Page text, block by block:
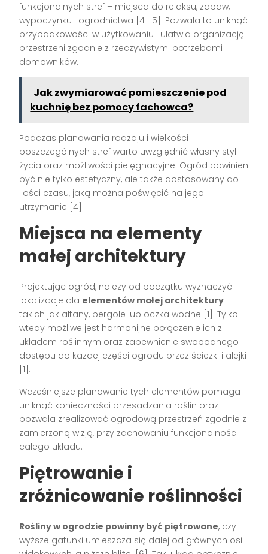
funkcjonalnych stref – miejsca do relaksu, zabaw,
wypoczynku i ogrodnictwa [4][5]. Pozwala to uniknąć
przypadkowości w użytkowaniu i ułatwia organizację
przestrzeni zgodnie z rzeczywistymi potrzebami
domowników.
Jak zwymiarować pomieszczenie pod
kuchnię bez pomocy fachowca?
Podczas planowania rodzaju i wielkości
poszczególnych stref warto uwzględnić własny styl
życia oraz możliwości pielęgnacyjne. Ogród powinien
być nie tylko estetyczny, ale także dostosowany do
ilości czasu, jaką można poświęcić na jego
utrzymanie [4].
Miejsca na elementy
małej architektury
Projektując ogród, należy od początku wyznaczyć
lokalizacje dla elementów małej architektury
takich jak altany, pergole lub oczka wodne [1]. Tylko
wtedy możliwe jest harmonijne połączenie ich z
układem roślinnym oraz zapewnienie swobodnego
dostępu do każdej części ogrodu przez ścieżki i alejki
[1].
Wcześniejsze planowanie tych elementów pomaga
uniknąć konieczności przesadzania roślin oraz
pozwala zrealizować ogrodową przestrzeń zgodnie z
zamierzoną wizją, przy zachowaniu funkcjonalności
całego układu.
Piętrowanie i
zróżnicowanie roślinności
Rośliny w ogrodzie powinny być piętrowane, czyli
wyższe gatunki umieszcza się dalej od głównych osi